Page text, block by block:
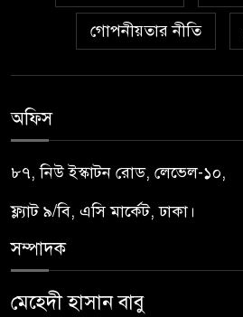
গোপনীয়তার নীতি
অফিস
৮৭, নিউ ইস্কাটন রোড, লেভেল-১০,
ফ্ল্যাট ৯/বি, এসি মার্কেট, ঢাকা।
সম্পাদক
মেহেদী হাসান বাবু